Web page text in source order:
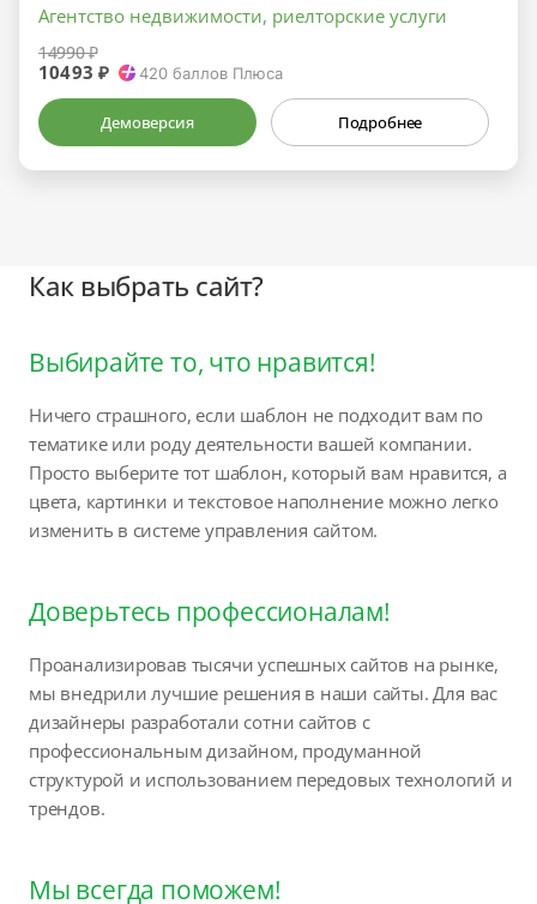
Агентство недвижимости, риелторские услуги
14990 ₽
10493 ₽ 420 баллов Плюса
Демоверсия Подробнее
Как выбрать сайт?
Выбирайте то, что нравится!
Ничего страшного, если шаблон не подходит вам по
тематике или роду деятельности вашей компании.
Просто выберите тот шаблон, который вам нравится, а
цвета, картинки и текстовое наполнение можно легко
изменить в системе управления сайтом.
Доверьтесь профессионалам!
Проанализировав тысячи успешных сайтов на рынке,
мы внедрили лучшие решения в наши сайты. Для вас
дизайнеры разработали сотни сайтов с
профессиональным дизайном, продуманной
структурой и использованием передовых технологий и
трендов.
Мы всегда поможем!